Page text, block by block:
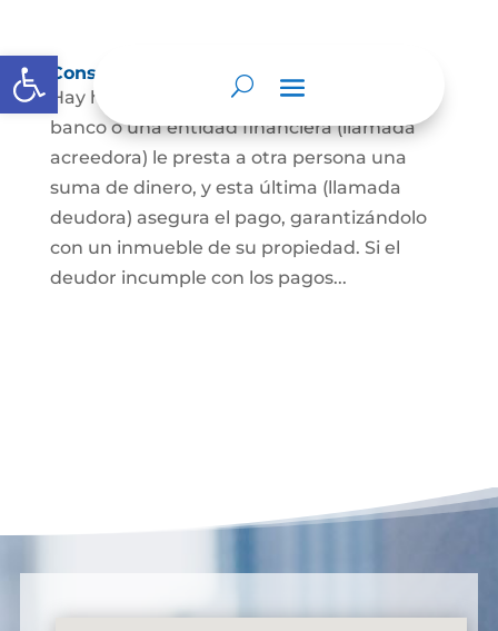
Abrir barra de herramientas
Constitución de hipoteca
Hay hipoteca cuando una persona, o un
banco o una entidad financiera (llamada
acreedora) le presta a otra persona una
suma de dinero, y esta última (llamada
deudora) asegura el pago, garantizándolo
con un inmueble de su propiedad. Si el
deudor incumple con los pagos...